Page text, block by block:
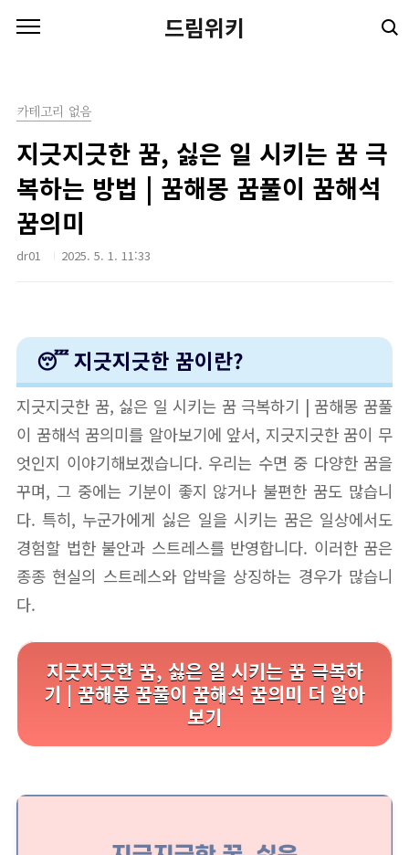
드림위키
카테고리 없음
지긋지긋한 꿈, 싫은 일 시키는 꿈 극
복하는 방법 | 꿈해몽 꿈풀이 꿈해석
꿈의미
dr01 2025. 5. 1. 11:33
😴 지긋지긋한 꿈이란?
지긋지긋한 꿈, 싫은 일 시키는 꿈 극복하기 | 꿈해몽 꿈풀
이 꿈해석 꿈의미를 알아보기에 앞서, 지긋지긋한 꿈이 무
엇인지 이야기해보겠습니다. 우리는 수면 중 다양한 꿈을
꾸며, 그 중에는 기분이 좋지 않거나 불편한 꿈도 많습니
다. 특히, 누군가에게 싫은 일을 시키는 꿈은 일상에서도
경험할 법한 불안과 스트레스를 반영합니다. 이러한 꿈은
종종 현실의 스트레스와 압박을 상징하는 경우가 많습니
다.
지긋지긋한 꿈, 싫은 일 시키는 꿈 극복하
기 | 꿈해몽 꿈풀이 꿈해석 꿈의미 더 알아
보기